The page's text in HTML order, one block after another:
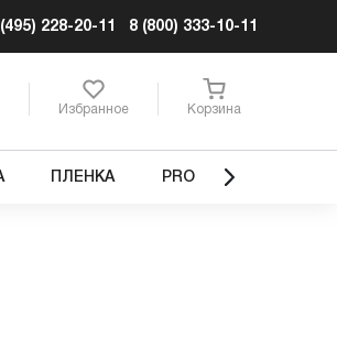
228-20-11 8 (800) 333-10-11
Избранное Корзина
ПЛЕНКА PRO